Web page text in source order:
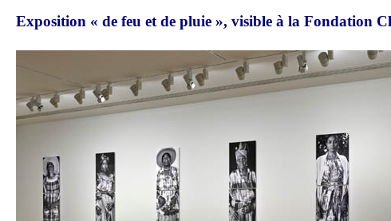
Exposition « de feu et de pluie », visible à la Fondation